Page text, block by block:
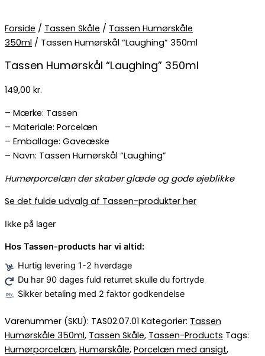
Forside / Tassen Skåle / Tassen Humørskåle
350ml / Tassen Humørskål “Laughing” 350ml
Tassen Humørskål “Laughing” 350ml
149,00 kr.
– Mærke: Tassen
– Materiale: Porcelæn
– Emballage: Gaveæske
– Navn: Tassen Humørskål “Laughing”
Humørporcelæn der skaber glæde og gode øjeblikke
Se det fulde udvalg af Tassen-produkter her
Ikke på lager
Hos Tassen-products har vi altid:
Hurtig levering 1-2 hverdage
Du har 90 dages fuld returret skulle du fortryde
Sikker betaling med 2 faktor godkendelse
Varenummer (SKU): TAS02.07.01 Kategorier: Tassen
Humørskåle 350ml, Tassen Skåle, Tassen-Products Tags:
Humørporcelæn, Humørskåle, Porcelæn med ansigt,